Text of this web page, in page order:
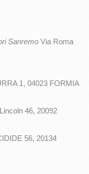
Sanremo Via Roma
1, 04023 FORMIA
46, 20092
56, 20134